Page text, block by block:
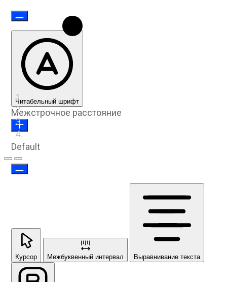
Предыдущий слайд
Следующий слайд
Читабельный шрифт
Межстрочное расстояние
Default
Курсор Межбуквенный интервал Выравнивание текста